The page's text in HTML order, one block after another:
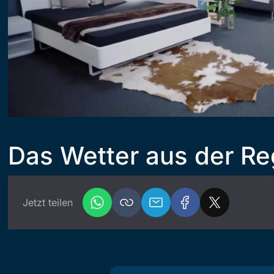
Das Wetter aus der
Jetzt teilen